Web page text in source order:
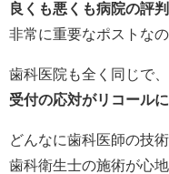
良くも悪くも病院の評
非常に重要なポストなの
歯科医院も全く同じで、
受付の応対がリコール
どんなに歯科医師の技
歯科衛生士の施術が心地